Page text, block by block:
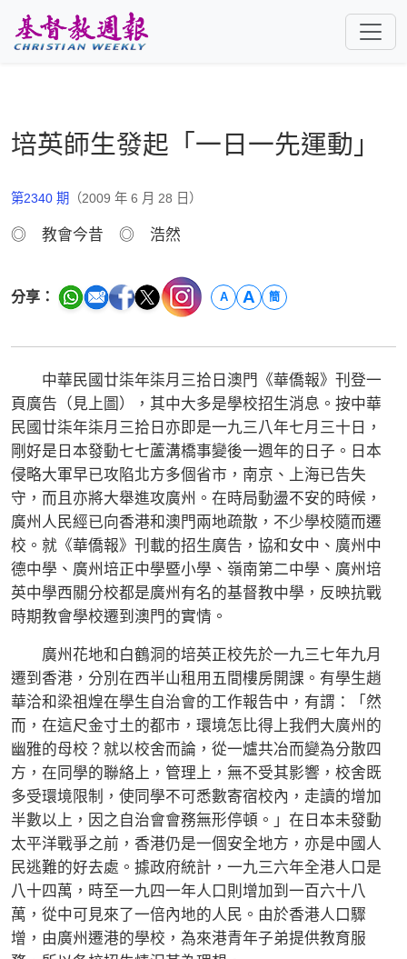
培英師生發起「一日一先運動」
第2340 期 （2009 年 6 月 28 日）
◎ 教會今昔 ◎ 浩然
分享： A A 簡
中華民國廿柒年柒月三拾日澳門《華僑報》刊登一
頁廣告（見上圖），其中大多是學校招生消息。按中華
民國廿柒年柒月三拾日亦即是一九三八年七月三十日，
剛好是日本發動七七蘆溝橋事變後一週年的日子。日本
侵略大軍早已攻陷北方多個省市，南京、上海已告失
守，而且亦將大舉進攻廣州。在時局動盪不安的時候，
廣州人民經已向香港和澳門兩地疏散，不少學校隨而遷
校。就《華僑報》刊載的招生廣告，協和女中、廣州中
德中學、廣州培正中學暨小學、嶺南第二中學、廣州培
英中學西關分校都是廣州有名的基督教中學，反映抗戰
時期教會學校遷到澳門的實情。
廣州花地和白鶴洞的培英正校先於一九三七年九月
遷到香港，分別在西半山租用五間樓房開課。有學生趙
華洽和梁祖煌在學生自治會的工作報告中，有謂：「然
而，在這尺金寸土的都市，環境怎比得上我們大廣州的
幽雅的母校？就以校舍而論，從一爐共冶而變為分散四
方，在同學的聯絡上，管理上，無不受其影響，校舍既
多受環境限制，使同學不可悉數寄宿校內，走讀的增加
半數以上，因之自治會會務無形停頓。」在日本未發動
太平洋戰爭之前，香港仍是一個安全地方，亦是中國人
民逃難的好去處。據政府統計，一九三六年全港人口是
八十四萬，時至一九四一年人口則增加到一百六十八
萬，從中可見來了一倍內地的人民。由於香港人口驟
增，由廣州遷港的學校，為來港青年子弟提供教育服